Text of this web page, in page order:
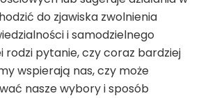
do zjawiska zwolnienia
i samodzielnego
rodzi pytanie, czy coraz bardziej
wspierają nas, czy może
nasze wybory i sposób